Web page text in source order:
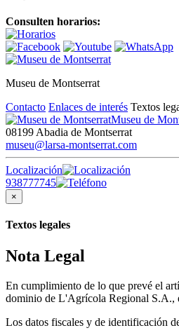
Consulten horarios:
Museu de Montserrat
Contacto Enlaces de interés Textos
Museu de
08199 Abadia de Montserrat
museu@larsa-montserrat.com
Localización
938777745
×
Textos legales
Nota Legal
En cumplimiento de lo que prevé el
dominio de L'Agrícola Regional S.A.,
Los datos fiscales y de identificación